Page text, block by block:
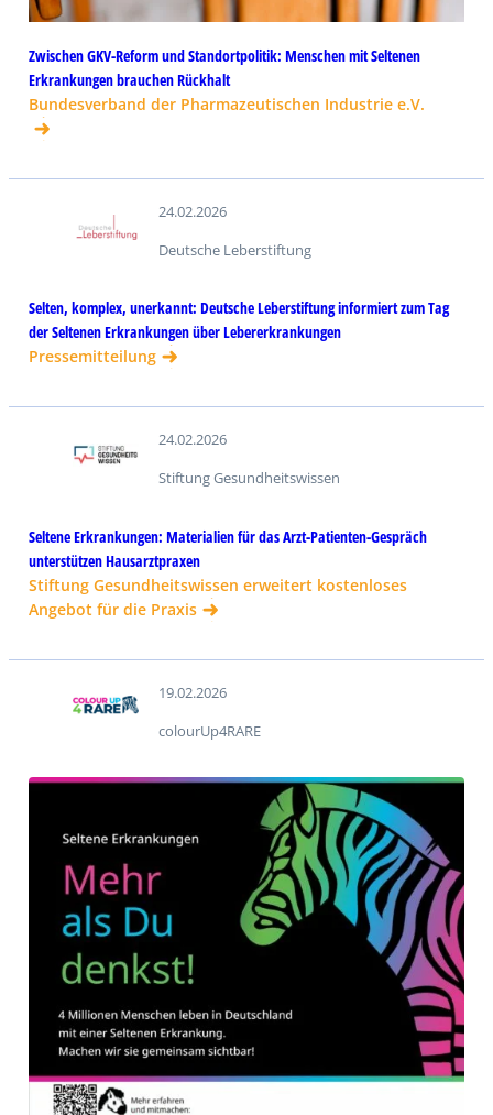
Zwischen GKV-Reform und Standortpolitik: Menschen mit Seltenen
Erkrankungen brauchen Rückhalt
Bundesverband der Pharmazeutischen Industrie e.V.
24.02.2026
Deutsche Leberstiftung
Selten, komplex, unerkannt: Deutsche Leberstiftung informiert zum Tag
der Seltenen Erkrankungen über Lebererkrankungen
Pressemitteilung
24.02.2026
Stiftung Gesundheitswissen
Seltene Erkrankungen: Materialien für das Arzt-Patienten-Gespräch
unterstützen Hausarztpraxen
Stiftung Gesundheitswissen erweitert kostenloses
Angebot für die Praxis
19.02.2026
colourUp4RARE